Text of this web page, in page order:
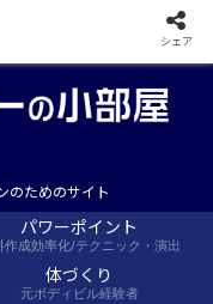
のためのサイト
パワーポイント
作成効率化/テクニック・演出
体づくり
元ボディビル経験者
シェア